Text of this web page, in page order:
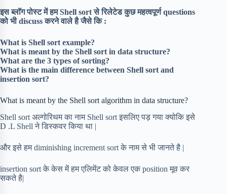
इस ब्लॉग पोस्ट में हम Shell sort से रिलेटेड कुछ महत्वपूर्ण questions
को भी discuss करने वाले है जैसे कि :
What is Shell sort example?
What is meant by the Shell sort in data structure?
What are the 3 types of sorting?
What is the main difference between Shell sort and
insertion sort?
What is meant by the Shell sort algorithm in data structure?
Shell sort अल्गोरिथम का नाम Shell sort इसलिए पड़ गया क्योकि इसे
D .L Shell ने डिस्कवर किया था |
और इसे हम diminishing increment sort के नाम से भी जानते है |
insertion sort के केस में हम एलिमेंट को केवल एक position मूव कर
सकते है|